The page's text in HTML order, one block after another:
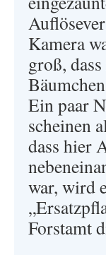
Kamera
groß,
Ein paar
scheinen
dass hier
war, wird
Forstamt